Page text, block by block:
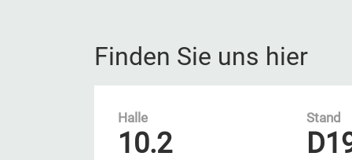
Finden Sie uns hier
Halle
10.2
Stand